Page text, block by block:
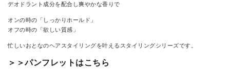
デオドラント成分を配合し爽やかな香りで
オンの時の「しっかりホールド」
オフの時の「欲しい質感」
忙しいおとなのヘアスタイリングを叶えるスタイリングシリーズです。
＞＞パンフレットはこちら